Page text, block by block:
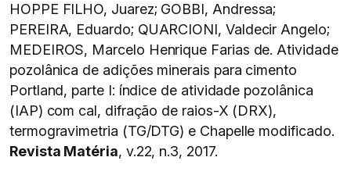
HOPPE FILHO, Juarez; GOBBI, Andressa;
PEREIRA, Eduardo; QUARCIONI, Valdecir Angelo;
MEDEIROS, Marcelo Henrique Farias de. Atividade
pozolânica de adições minerais para cimento
Portland, parte I: índice de atividade pozolânica
(IAP) com cal, difração de raios-X (DRX),
termogravimetria (TG/DTG) e Chapelle modificado.
Revista Matéria, v.22, n.3, 2017.